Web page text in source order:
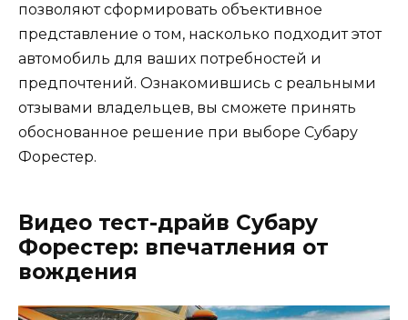
позволяют сформировать объективное
представление о том, насколько подходит этот
автомобиль для ваших потребностей и
предпочтений. Ознакомившись с реальными
отзывами владельцев, вы сможете принять
обоснованное решение при выборе Субару
Форестер.
Видео тест-драйв Субару
Форестер: впечатления от
вождения